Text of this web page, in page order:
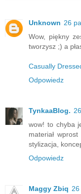
Unknown 26
Wow, piękny
tworzysz ;) a
Casually
Odpowiedz
TynkaaBlog.
wow! to chyba
materiał
stylizacja,
Odpowiedz
Maggy Zbiq